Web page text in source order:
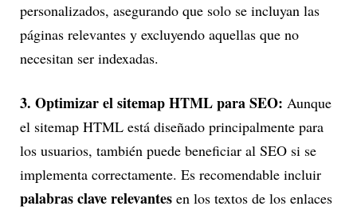
personalizados, asegurando que solo se incluyan las
páginas relevantes y excluyendo aquellas que no
necesitan ser indexadas.
3. Optimizar el sitemap HTML para SEO: Aunque
el sitemap HTML está diseñado principalmente para
los usuarios, también puede beneficiar al SEO si se
implementa correctamente. Es recomendable incluir
palabras clave relevantes en los textos de los enlaces